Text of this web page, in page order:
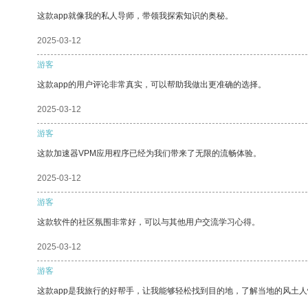
这款app就像我的私人导师，带领我探索知识的奥秘。
2025-03-12
游客
这款app的用户评论非常真实，可以帮助我做出更准确的选择。
2025-03-12
游客
这款加速器VPM应用程序已经为我们带来了无限的流畅体验。
2025-03-12
游客
这款软件的社区氛围非常好，可以与其他用户交流学习心得。
2025-03-12
游客
这款app是我旅行的好帮手，让我能够轻松找到目的地，了解当地的风土